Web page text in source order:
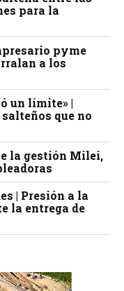
para la
pyme
a los
un límite» |
que no
la gestión Milei,
| Presión a la
la entrega de